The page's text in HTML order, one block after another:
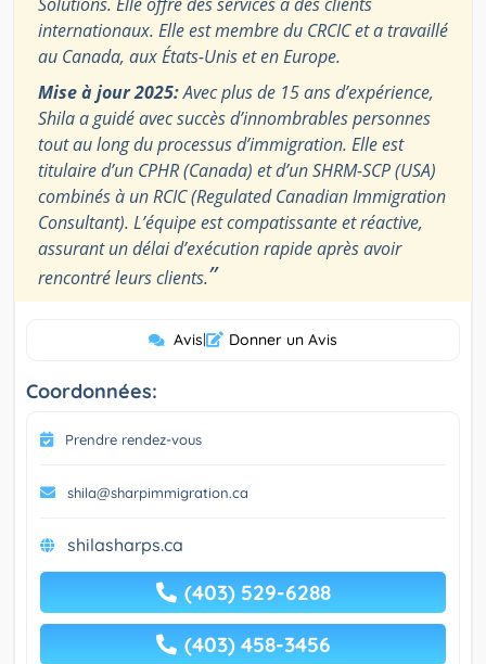
internationaux. Elle est membre du CRCIC et a travaillé
au Canada, aux États-Unis et en Europe.
Mise à jour 2025:Avec plus de 15 ans d’expérience,
Shila a guidé avec succès d’innombrables personnes
tout au long du processus d’immigration. Elle est
titulaire d’un CPHR (Canada) et d’un SHRM-SCP (USA)
combinés à un RCIC (Regulated Canadian Immigration
Consultant). L’équipe est compatissante et réactive,
assurant un délai d’exécution rapide après avoir
rencontré leurs clients.”
Avis| Donner un Avis
Coordonnées:
Prendre rendez-vous
shila@sharpimmigration.ca
shilasharps.ca
(403) 529-6288
(403) 458-3456